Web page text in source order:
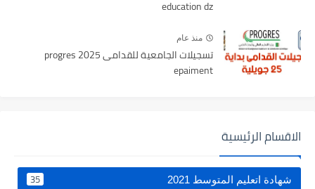
education dz
منذ عام
تسجيلات الجامعية للقدامى 2025 progres
epaiment
الاقسام الرئيسية
شهادة اتعليم المتوسط 2021 35